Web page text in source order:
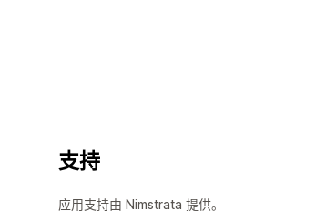
支持
应用支持由 Nimstrata 提供。